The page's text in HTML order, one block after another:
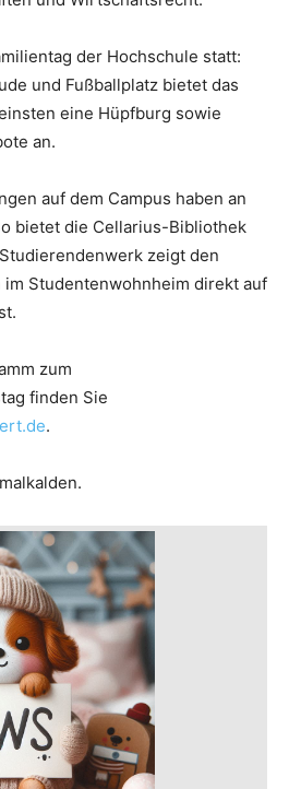
der Hochschule statt:
und Fußballplatz bietet das
eine Hüpfburg sowie
an.
auf dem Campus haben an
bietet die Cellarius-Bibliothek
zeigt den
Studentenwohnheim direkt auf
zum
finden Sie
.